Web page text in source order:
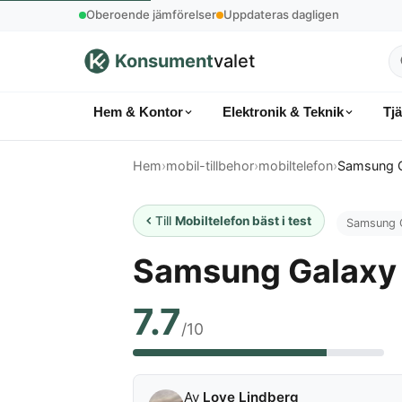
Oberoende jämförelser Uppdateras dagligen
Konsumentvalet
Hem & Kontor Elektronik & Teknik
Hem›mobil-tillbehor›mobiltelefon›Samsung
TillMobiltelefon bäst i test Samsung
Samsung
7.7/10
Av Love Lindberg